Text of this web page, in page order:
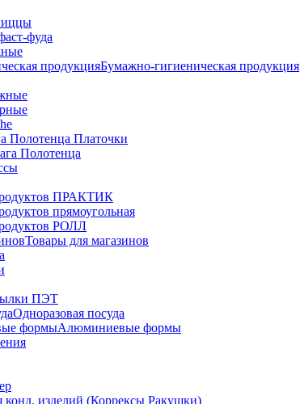
фуда
Бумажно-гигиеническая продукция
Полотенца Платочки
Полотенца
ПРАКТИК
прямоугольная
РОЛЛ
Товары для магазинов
ПЭТ
Одноразовая посуда
Алюминиевые формы
конд. изделий (Коррексы Ракушки)